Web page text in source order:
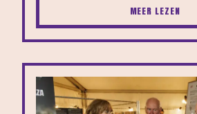
MEER LEZEN